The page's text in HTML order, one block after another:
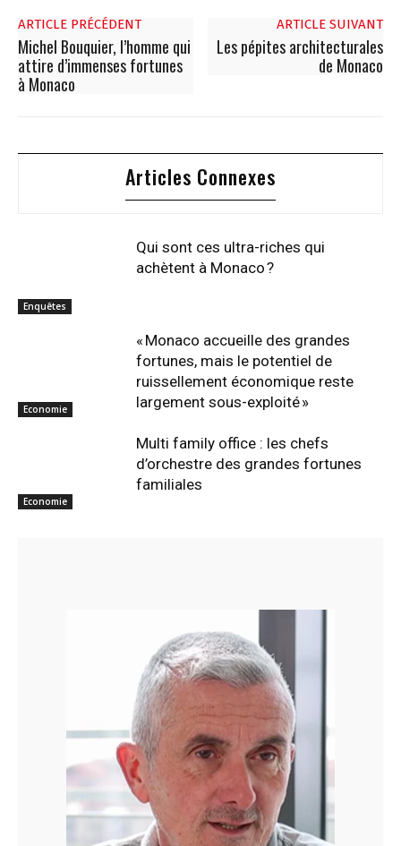
ARTICLE PRÉCÉDENT
Michel Bouquier, l’homme qui
attire d’immenses fortunes
à Monaco
ARTICLE SUIVANT
Les pépites architecturales
de Monaco
Articles Connexes
Enquêtes
Qui sont ces ultra-riches qui
achètent à Monaco ?
Economie
« Monaco accueille des grandes
fortunes, mais le potentiel de
ruissellement économique reste
largement sous-exploité »
Economie
Multi family office : les chefs
d’orchestre des grandes fortunes
familiales